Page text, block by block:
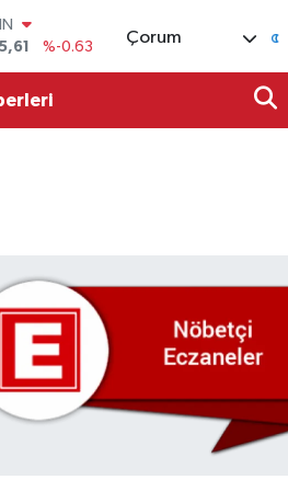
%0
Çorum